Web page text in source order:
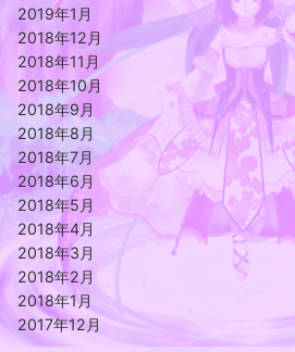
2019年1月
2018年12月
2018年11月
2018年10月
2018年9月
2018年8月
2018年7月
2018年6月
2018年5月
2018年4月
2018年3月
2018年2月
2018年1月
2017年12月